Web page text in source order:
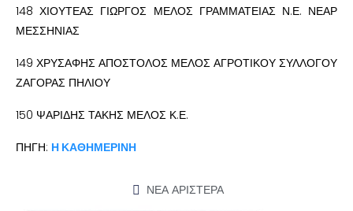
148 ΧΙΟΥΤΕΑΣ ΓΙΩΡΓΟΣ ΜΕΛΟΣ ΓΡΑΜΜΑΤΕΙΑΣ Ν.Ε. ΝΕΑΡ
ΜΕΣΣΗΝΙΑΣ
149 ΧΡΥΣΑΦΗΣ ΑΠΟΣΤΟΛΟΣ ΜΕΛΟΣ ΑΓΡΟΤΙΚΟΥ ΣΥΛΛΟΓΟΥ
ΖΑΓΟΡΑΣ ΠΗΛΙΟΥ
150 ΨΑΡΙΔΗΣ ΤΑΚΗΣ ΜΕΛΟΣ Κ.Ε.
ΠΗΓΗ: Η ΚΑΘΗΜΕΡΙΝΗ
ΝΕΑ ΑΡΙΣΤΕΡΑ